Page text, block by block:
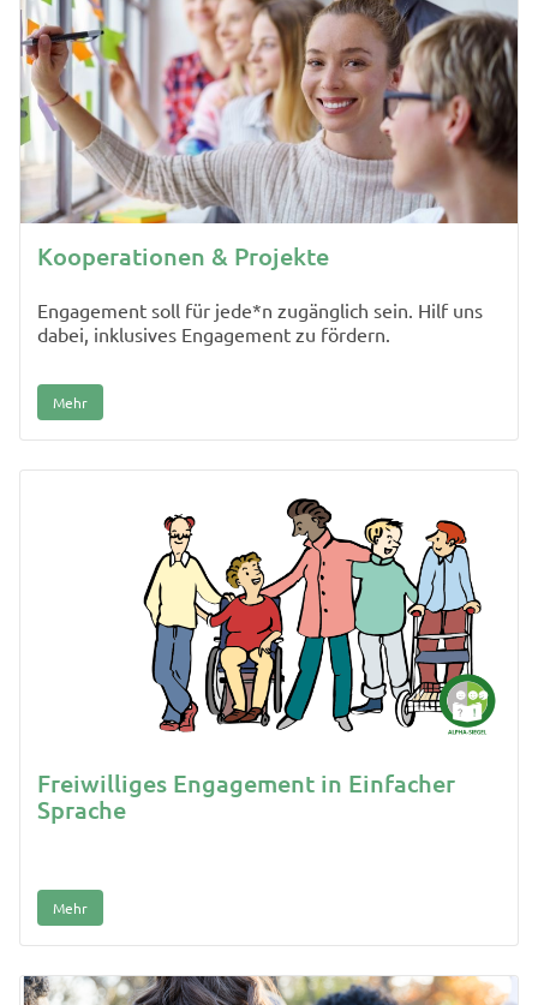
Kooperationen & Projekte
Engagement soll für jede*n zugänglich sein. Hilf uns
dabei, inklusives Engagement zu fördern.
Mehr
Freiwilliges Engagement in Einfacher
Sprache
Mehr